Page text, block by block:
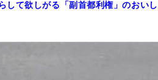
して欲しがる「副首都利権」のおいし